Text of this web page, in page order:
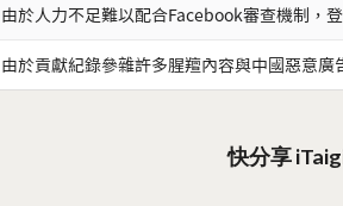
由於人力不足難以配合Facebook審查機制，
由於貢獻紀錄參雜許多腥羶內容與中國惡意廣
快分享